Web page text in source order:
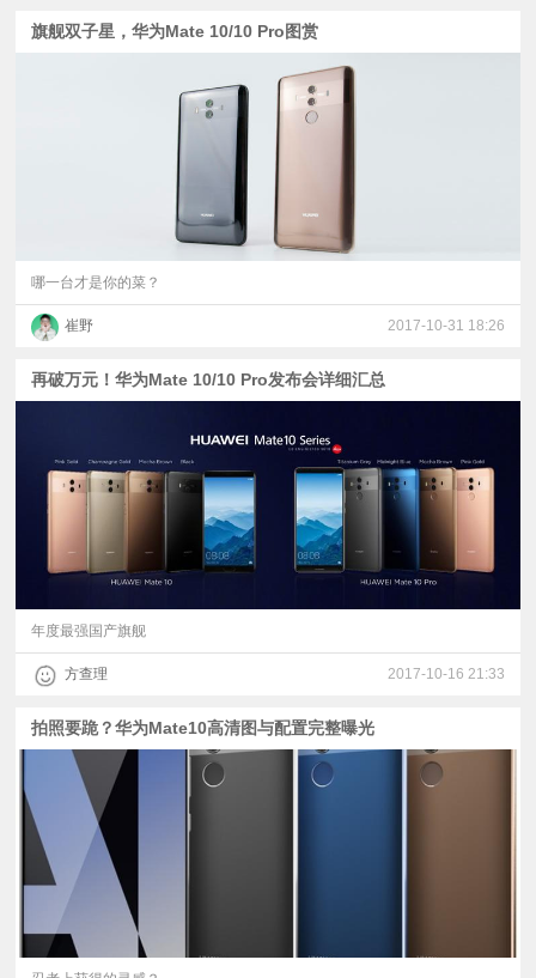
旗舰双子星，华为Mate 10/10 Pro图赏
哪一台才是你的菜？
崔野 2017-10-31 18:26
再破万元！华为Mate 10/10 Pro发布会详细汇总
年度最强国产旗舰
方查理 2017-10-16 21:33
拍照要跪？华为Mate10高清图与配置完整曝光